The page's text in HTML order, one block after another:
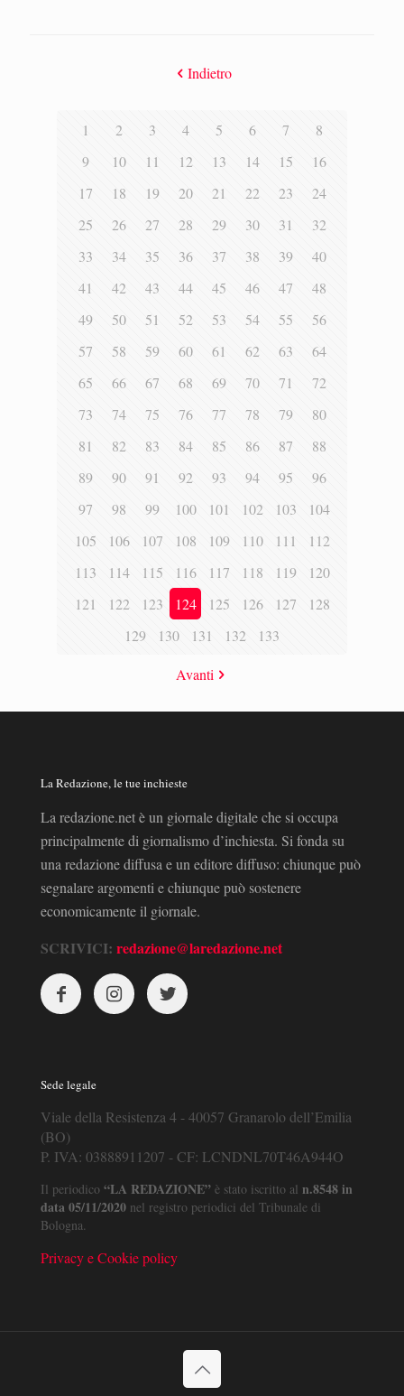
Indietro
1 2 3 4 5 6 7
8
9
10 11 12 13 14 15
16
17
18 19 20 21 22 23
24
25
26 27 28 29 30 31
32
33
34 35 36 37 38 39
40
41
42 43 44 45 46 47
48
49
50 51 52 53 54 55
56
57
58 59 60 61 62 63
64
65
66 67 68 69 70 71
72
73
74 75 76 77 78 79
80
81
82 83 84 85 86 87
88
89
90 91 92 93 94 95
96
97
98 99 100 101 102 103
104
105
106 107 108 109 110 111
112
113
114 115 116 117 118 119
120
121
122 123 124 125 126 127
128
129
130 131 132 133
Avanti
La Redazione, le tue inchieste
La redazione.net è un giornale digitale che si occupa
principalmente di giornalismo d’inchiesta. Si fonda su
una redazione diffusa e un editore diffuso: chiunque può
segnalare argomenti e chiunque può sostenere
economicamente il giornale.
SCRIVICI: redazione@laredazione.net
Sede legale
Viale della Resistenza 4 - 40057 Granarolo dell’Emilia
(BO)
P. IVA: 03888911207 - CF: LCNDNL70T46A944O
Il periodico “LA REDAZIONE” è stato iscritto al n.8548 in
data 05/11/2020 nel registro periodici del Tribunale di
Bologna.
Privacy e Cookie policy